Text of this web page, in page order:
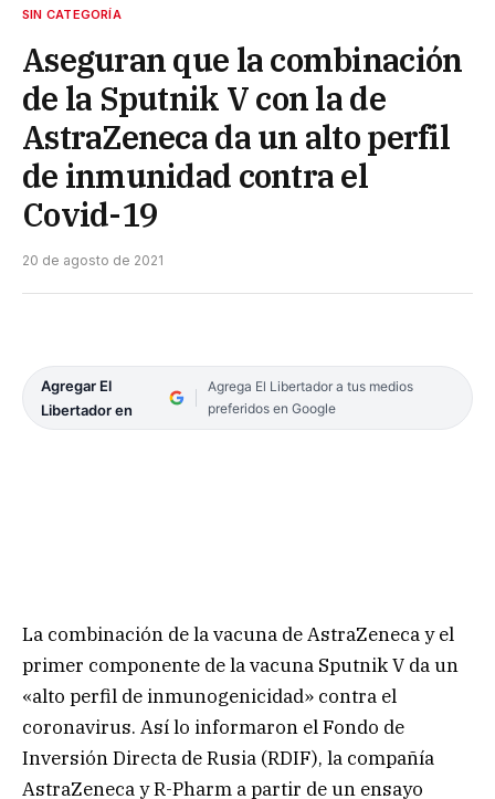
SIN CATEGORÍA
Aseguran que la combinación
de la Sputnik V con la de
AstraZeneca da un alto perfil
de inmunidad contra el
Covid-19
20 de agosto de 2021
Agregar El
Libertador en
Agrega El Libertador a tus medios
preferidos en Google
La combinación de la vacuna de AstraZeneca y el
primer componente de la vacuna Sputnik V da un
«alto perfil de inmunogenicidad» contra el
coronavirus. Así lo informaron el Fondo de
Inversión Directa de Rusia (RDIF), la compañía
AstraZeneca y R-Pharm a partir de un ensayo